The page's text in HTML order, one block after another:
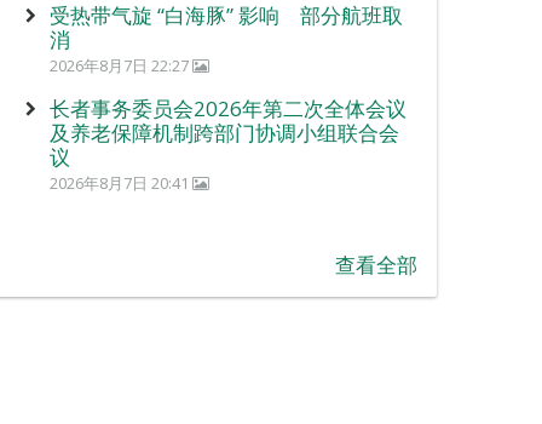
受热带气旋 “白海豚” 影响 部分航班取
消
2026年8月7日 22:27
长者事务委员会2026年第二次全体会议
及养老保障机制跨部门协调小组联合会
议
2026年8月7日 20:41
查看全部